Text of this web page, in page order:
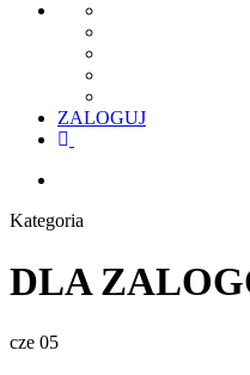
ZALOGUJ
facebook
Kategoria
DLA
cze 05